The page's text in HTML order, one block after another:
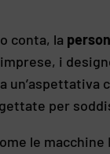
conta, la
i
per
le